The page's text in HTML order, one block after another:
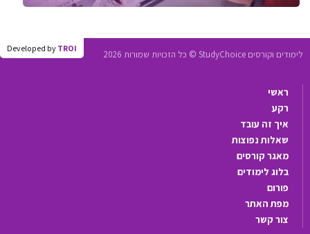
Developed by TROI
לימודים וקורסים StudyChoice © כל הזכויות שמורות 2026
ראשי
רקע
איך זה עובד
שאלות נפוצות
מאגר קורסים
בלוג לימודים
פורום
מפת האתר
צור קשר